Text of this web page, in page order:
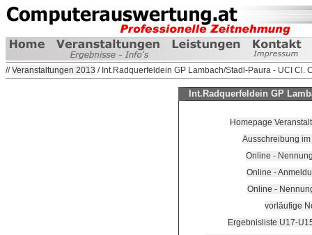
//Veranstaltungen 2013 / Int.Radquerfeldein GP Lambach/Stadl-Paura - UCI Cl.
Int.Radquerfeldein GP
Homepage
Ausschreibung im
Online -
Online -
Online -
vorläufige
Ergebnisliste U17-